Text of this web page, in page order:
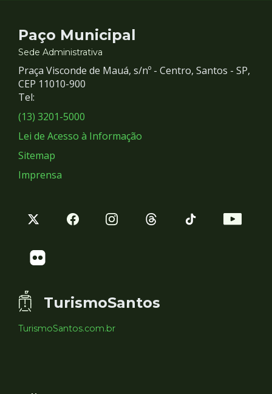
Contato
e
Redes
Sociais
Paço Municipal
Sede Administrativa
Praça Visconde de Mauá, s/nº - Centro, Santos - SP,
CEP 11010-900
Tel:
(13) 3201-5000
Lei de Acesso à Informação
Sitemap
Imprensa
TurismoSantos
TurismoSantos.com.br